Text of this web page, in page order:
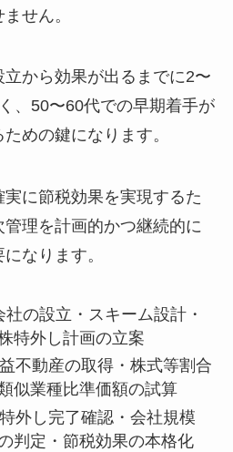
せん。
から効果が出るまでに2〜
、50〜60代での早期着手が
めの鍵になります。
に節税効果を実現するた
理を計画的かつ継続的に
なります。
の設立・スキーム設計・
特外し計画の立案
不動産の取得・株式等割合
似業種比準価額の試算
外し完了確認・会社規模
判定・節税効果の本格化